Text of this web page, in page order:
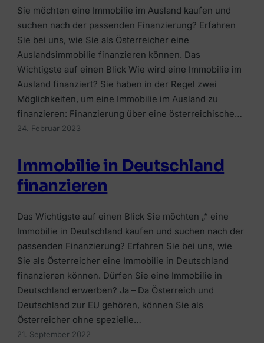
Umschuldung
Immobilienfinanzierung
Bausparkredit
Eigenkapital
Bonität
Wohnbauförderung
🏠
Finanzierung vergleichen
Kostenlos Angebote von österreichischen
Anbietern einholen.
Jetzt vergleichen →
Zur Übersicht Finanzierung →
Private Krankenversicherung
Versicherungsmakler finden
RATGEBER & WISSEN
Welche Versicherungen wichtig
Haushaltsversicherung
Grenzgängerversicherung
KFZ-Versicherung
Ferienhausversicherung
🛡️
Versicherung vergleichen
Die passende Versicherung in wenigen Klicks
finden.
Jetzt vergleichen →
Robo-Advisor
Crowdinvesting
RATGEBER & WISSEN
Investment-Überblick
Kryptowährungen kaufen
Robo-Advisor-Vergleich
📈
Plattformen vergleichen
Depot, Broker & Robo-Advisor clever
vergleichen.
Jetzt vergleichen →
Wohnbauförderung Österreich
Umschuldungskredit
Bausparkredit
Kredit trotz KSV-Eintrag
Kreditkarten vergleichen
Tagesgeldkonten
Sparzinsen in Österreich
Anbieter-Erfahrungen
Alle Beiträge
📚
Alle Ratgeber
Beiträge rund um Finanzierung, Versicherung &
Sie möchten eine Immobilie im Ausland kaufen und
suchen nach der passenden Finanzierung? Erfahren
Sie bei uns, wie Sie als Österreicher eine
Auslandsimmobilie finanzieren können. Das
Wichtigste auf einen Blick Wie wird eine Immobilie im
Ausland finanziert? Sie haben in der Regel zwei
Möglichkeiten, um eine Immobilie im Ausland zu
finanzieren: Finanzierung über eine österreichische…
24. Februar 2023
Immobilie in Deutschland
finanzieren
Das Wichtigste auf einen Blick Sie möchten „“ eine
Immobilie in Deutschland kaufen und suchen nach der
passenden Finanzierung? Erfahren Sie bei uns, wie
Sie als Österreicher eine Immobilie in Deutschland
finanzieren können. Dürfen Sie eine Immobilie in
Deutschland erwerben? Ja – Da Österreich und
Deutschland zur EU gehören, können Sie als
Österreicher ohne spezielle…
21. September 2022